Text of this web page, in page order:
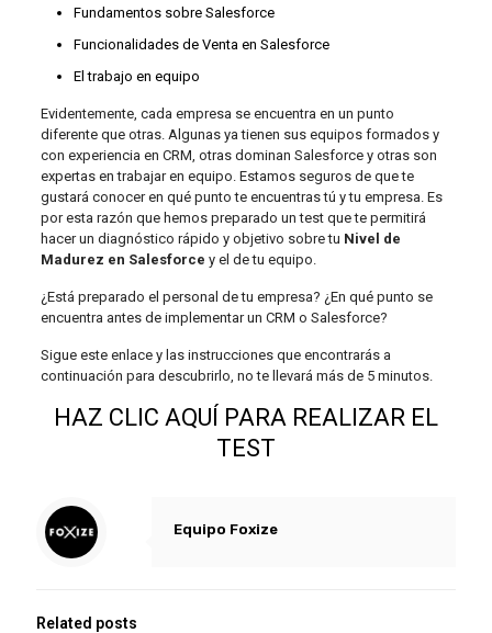
Fundamentos sobre Salesforce
Funcionalidades de Venta en Salesforce
El trabajo en equipo
Evidentemente, cada empresa se encuentra en un punto
diferente que otras. Algunas ya tienen sus equipos formados y
con experiencia en CRM, otras dominan Salesforce y otras son
expertas en trabajar en equipo. Estamos seguros de que te
gustará conocer en qué punto te encuentras tú y tu empresa. Es
por esta razón que hemos preparado un test que te permitirá
hacer un diagnóstico rápido y objetivo sobre tu Nivel de
Madurez en Salesforce y el de tu equipo.
¿Está preparado el personal de tu empresa? ¿En qué punto se
encuentra antes de implementar un CRM o Salesforce?
Sigue este enlace y las instrucciones que encontrarás a
continuación para descubrirlo, no te llevará más de 5 minutos.
HAZ CLIC AQUÍ PARA REALIZAR EL
TEST
Equipo Foxize
Related posts